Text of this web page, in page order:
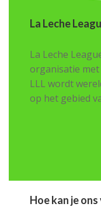
La Leche
La Leche
organisatie met
LLL wordt
op het gebied
Hoe kan je